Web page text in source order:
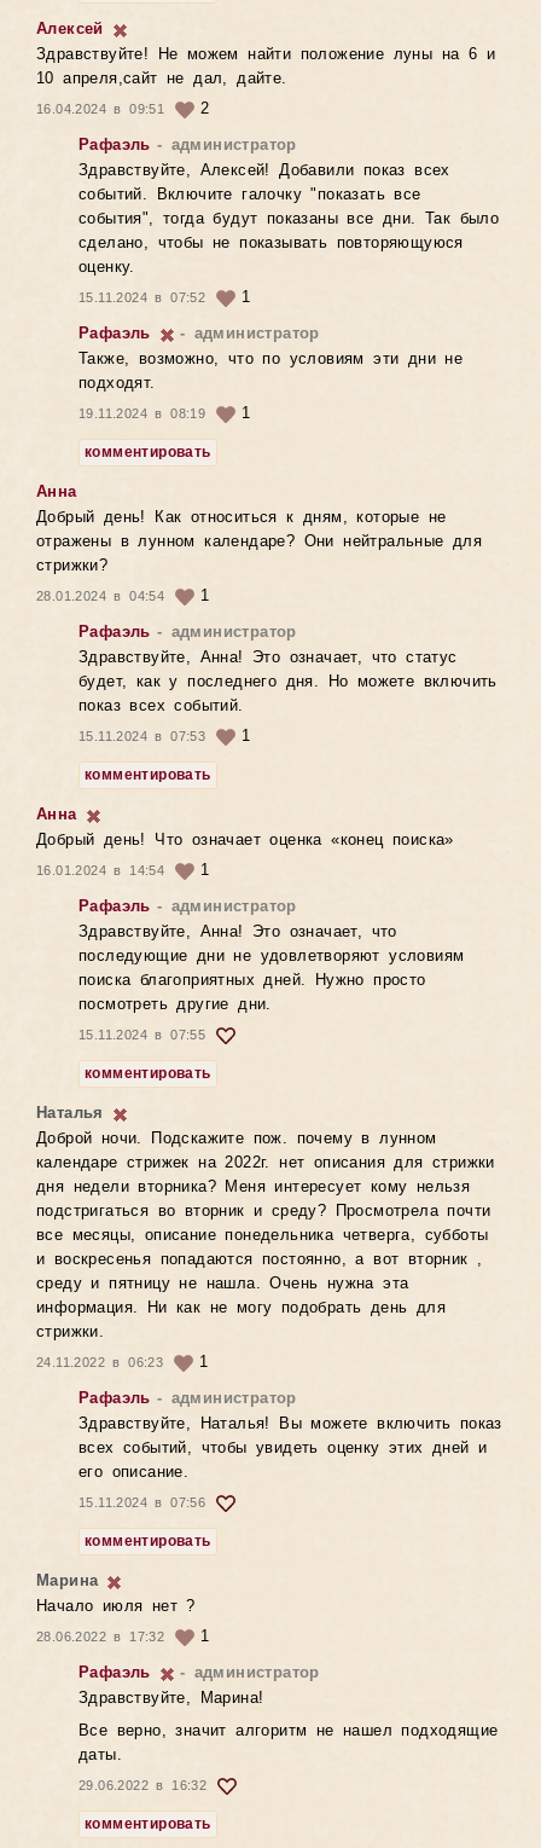
Алексей
Здравствуйте! Не можем найти положение луны на 6 и
10 апреля,сайт не дал, дайте.
16.04.2024 в 09:51
2
Рафаэль - администратор
Здравствуйте, Алексей! Добавили показ всех
событий. Включите галочку "показать все
события", тогда будут показаны все дни. Так было
сделано, чтобы не показывать повторяющуюся
оценку.
15.11.2024 в 07:52
1
Рафаэль
- администратор
Также, возможно, что по условиям эти дни не
подходят.
19.11.2024 в 08:19 1
комментировать
Анна
Добрый день! Как относиться к дням, которые не
отражены в лунном календаре? Они нейтральные для
стрижки?
28.01.2024 в 04:54
1
Рафаэль - администратор
Здравствуйте, Анна! Это означает, что статус
будет, как у последнего дня. Но можете включить
показ всех событий.
15.11.2024 в 07:53 1
комментировать
Анна
Добрый день! Что означает оценка «конец поиска»
16.01.2024 в 14:54
1
Рафаэль - администратор
Здравствуйте, Анна! Это означает, что
последующие дни не удовлетворяют условиям
поиска благоприятных дней. Нужно просто
посмотреть другие дни.
15.11.2024 в 07:55
комментировать
Наталья
Доброй ночи. Подскажите пож. почему в лунном
календаре стрижек на 2022г. нет описания для стрижки
дня недели вторника? Меня интересует кому нельзя
подстригаться во вторник и среду? Просмотрела почти
все месяцы, описание понедельника четверга, субботы
и воскресенья попадаются постоянно, а вот вторник ,
среду и пятницу не нашла. Очень нужна эта
информация. Ни как не могу подобрать день для
стрижки.
24.11.2022 в 06:23
1
Рафаэль - администратор
Здравствуйте, Наталья! Вы можете включить показ
всех событий, чтобы увидеть оценку этих дней и
его описание.
15.11.2024 в 07:56
комментировать
Марина
Начало июля нет ?
28.06.2022 в 17:32
1
Рафаэль
- администратор
Здравствуйте, Марина!
Все верно, значит алгоритм не нашел подходящие
даты.
29.06.2022 в 16:32
комментировать